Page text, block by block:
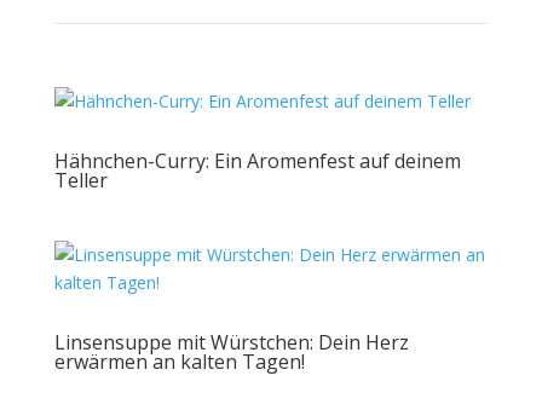
Hähnchen-Curry: Ein Aromenfest auf deinem
Teller
Linsensuppe mit Würstchen: Dein Herz
erwärmen an kalten Tagen!